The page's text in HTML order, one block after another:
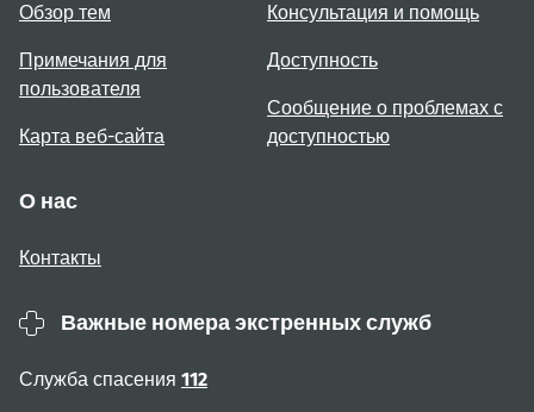
Обзор тем
Примечания для
пользователя
Карта веб-сайта
Консультация и помощь
Доступность
Сообщение о проблемах с
доступностью
О нас
Контакты
Важные номера экстренных служб
Служба спасения 112